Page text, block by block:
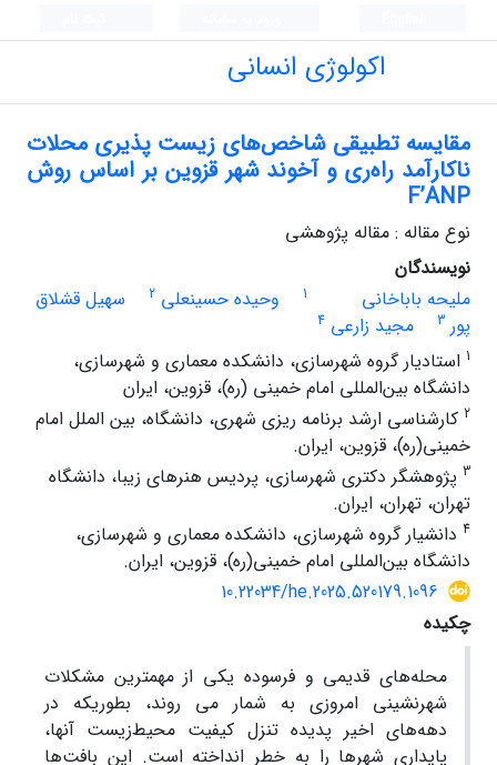
اکولوژی انسانی
مقایسه تطبیقی شاخص‌های زیست پذیری محلات
ناکارآمد راه‌ری و آخوند شهر قزوین بر اساس روش
F’ANP
نوع مقاله : مقاله پژوهشی
نویسندگان
ملیحه باباخانی
1 وحیده حسینعلی 2
سهیل قشلاق
پور 3 مجید زارعی 4
1 استادیار گروه شهرسازی، دانشکده معماری و شهرسازی،
دانشگاه بین‌المللی امام خمینی (ره)، قزوین، ایران
2 کارشناسی ارشد برنامه ریزی شهری، دانشگاه، بین الملل امام
خمینی(ره)، قزوین، ایران.
3 پژوهشگر دکتری شهرسازی، پردیس هنرهای زیبا، دانشگاه
تهران، تهران، ایران.
4 دانشیار گروه شهرسازی، دانشکده معماری و شهرسازی،
دانشگاه بین‌المللی امام خمینی(ره)، قزوین، ایران.
10.22034/he.2025.520179.1096
چکیده
محله‌های قدیمی و فرسوده یکی از مهمترین مشکلات
شهرنشینی امروزی به شمار می روند، بطوریکه در
دهه‌های اخیر پدیده تنزل کیفیت محیط‌زیست آنها،
پایداری شهرها را به خطر انداخته است. این بافت‌ها